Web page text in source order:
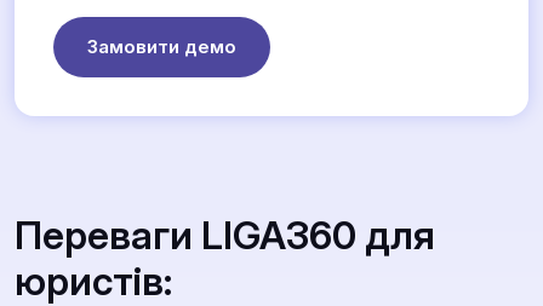
Замовити демо
Переваги LIGA360 для
юристів: